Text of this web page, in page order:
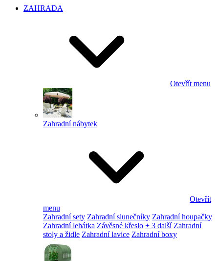
ZAHRADA
Otevřít menu
Zahradní nábytek
Otevřít
menu
Zahradní sety Zahradní slunečníky Zahradní houpačky
Zahradní lehátka Závěsné křeslo + 3 další Zahradní
stoly a židle Zahradní lavice Zahradní boxy